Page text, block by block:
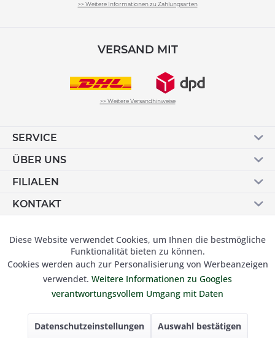
>> Weitere Informationen zu Zahlungsarten
VERSAND MIT
>> Weitere Versandhinweise
SERVICE
ÜBER UNS
FILIALEN
KONTAKT
© 2019 Besser Gehen Schockmann GmbH. Alle Preise inkl.
der gesetzl. MwSt und zzgl.Versandkosten.
Funktionale Aktiv
Marketing Inaktiv
Tracking Inaktiv
Diese Website verwendet Cookies, um Ihnen die bestmögliche
Funktionalität bieten zu können.
Cookies werden auch zur Personalisierung von Werbeanzeigen
verwendet. Weitere Informationen zu Googles
verantwortungsvollem Umgang mit Daten
Datenschutzeinstellungen Auswahl bestätigen